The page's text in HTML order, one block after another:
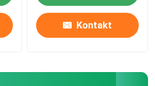
Kontakt